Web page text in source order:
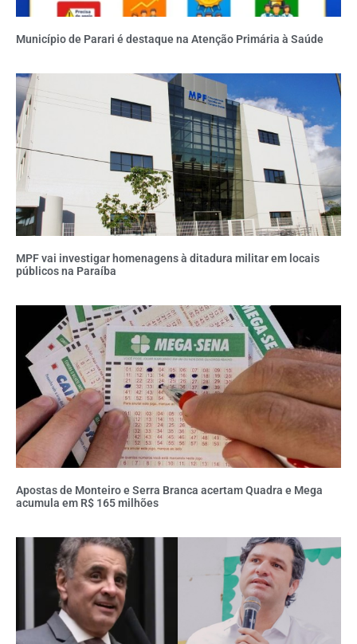
Município de Parari é destaque na Atenção Primária à Saúde
MPF vai investigar homenagens à ditadura militar em locais
públicos na Paraíba
Apostas de Monteiro e Serra Branca acertam Quadra e Mega
acumula em R$ 165 milhões